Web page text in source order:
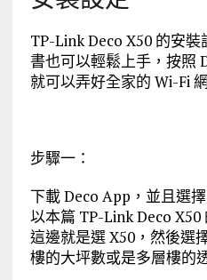
TP-Link Deco X50 的安
書也可以輕鬆上手，按照
就可以弄好全家的 Wi-Fi
步驟一：
下載 Deco App，並且選
以本篇 TP-Link Deco X50
這邊就是選 X50，然後選
樓的大坪數或是多層樓的